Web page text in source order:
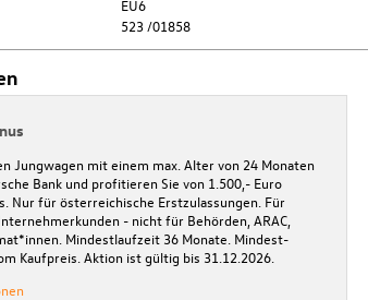
EU6
523 /01858
Jungwagen mit einem max. Alter von 24 Monaten
Bank und profitieren Sie von 1.500,- Euro
Nur für österreichische Erstzulassungen. Für
- nicht für Behörden, ARAC,
Mindestlaufzeit 36 Monate. Mindest-
Kaufpreis. Aktion ist gültig bis 31.12.2026.